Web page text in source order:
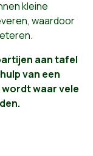
kleine
waardoor
aan tafel
van een
waar vele